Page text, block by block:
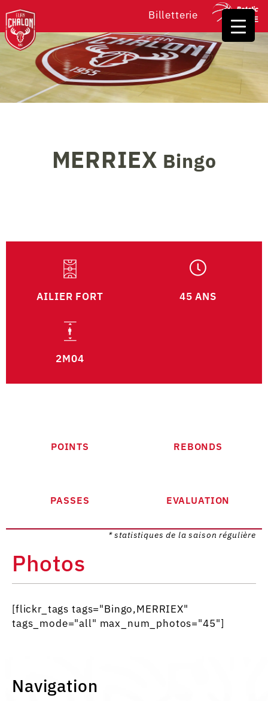
Billetterie
MERRIEX Bingo
AILIER FORT 45 ANS
2M04
POINTS REBONDS
PASSES EVALUATION
* statistiques de la saison régulière
Photos
[flickr_tags tags="Bingo,MERRIEX"
tags_mode="all" max_num_photos="45"]
Navigation